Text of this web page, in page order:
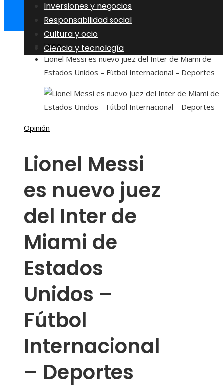
Inversiones y negocios
Responsabilidad social
Cultura y ocio
Ciencia y tecnología
Inicio
Lionel Messi es nuevo juez del Inter de Miami de
Estados Unidos – Fútbol Internacional – Deportes
Opinión
Lionel Messi
es nuevo juez
del Inter de
Miami de
Estados
Unidos –
Fútbol
Internacional
– Deportes